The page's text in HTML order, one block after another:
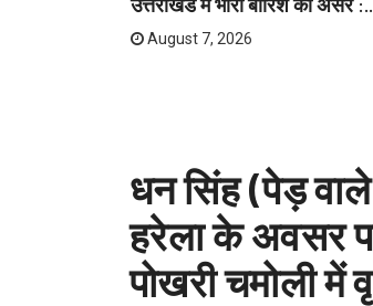
August 7, 2026
धन सिंह (पेड़
हरेला के अवसर
पोखरी चमोली में